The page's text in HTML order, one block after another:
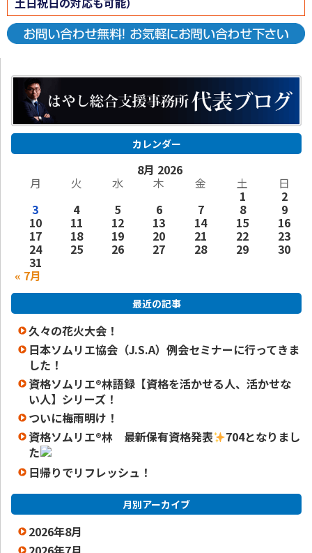
カレンダー
8月 2026
月 火 水 木 金 土 日
« 7月
1 2
3 4 5 6 7 8 9
10 11 12 13 14 15 16
17 18 19 20 21 22 23
24 25 26 27 28 29 30
31
最近の記事
久々の花火大会！
日本ソムリエ協会（J.S.A）例会セミナーに行ってきま
した！
資格ソムリエ®️林語録【資格を活かせる人、活かせな
い人】シリーズ！
ついに梅雨明け！
資格ソムリエ®️林 最新保有資格発表
704となりまし
た
日帰りでリフレッシュ！
月別アーカイブ
2026年8月